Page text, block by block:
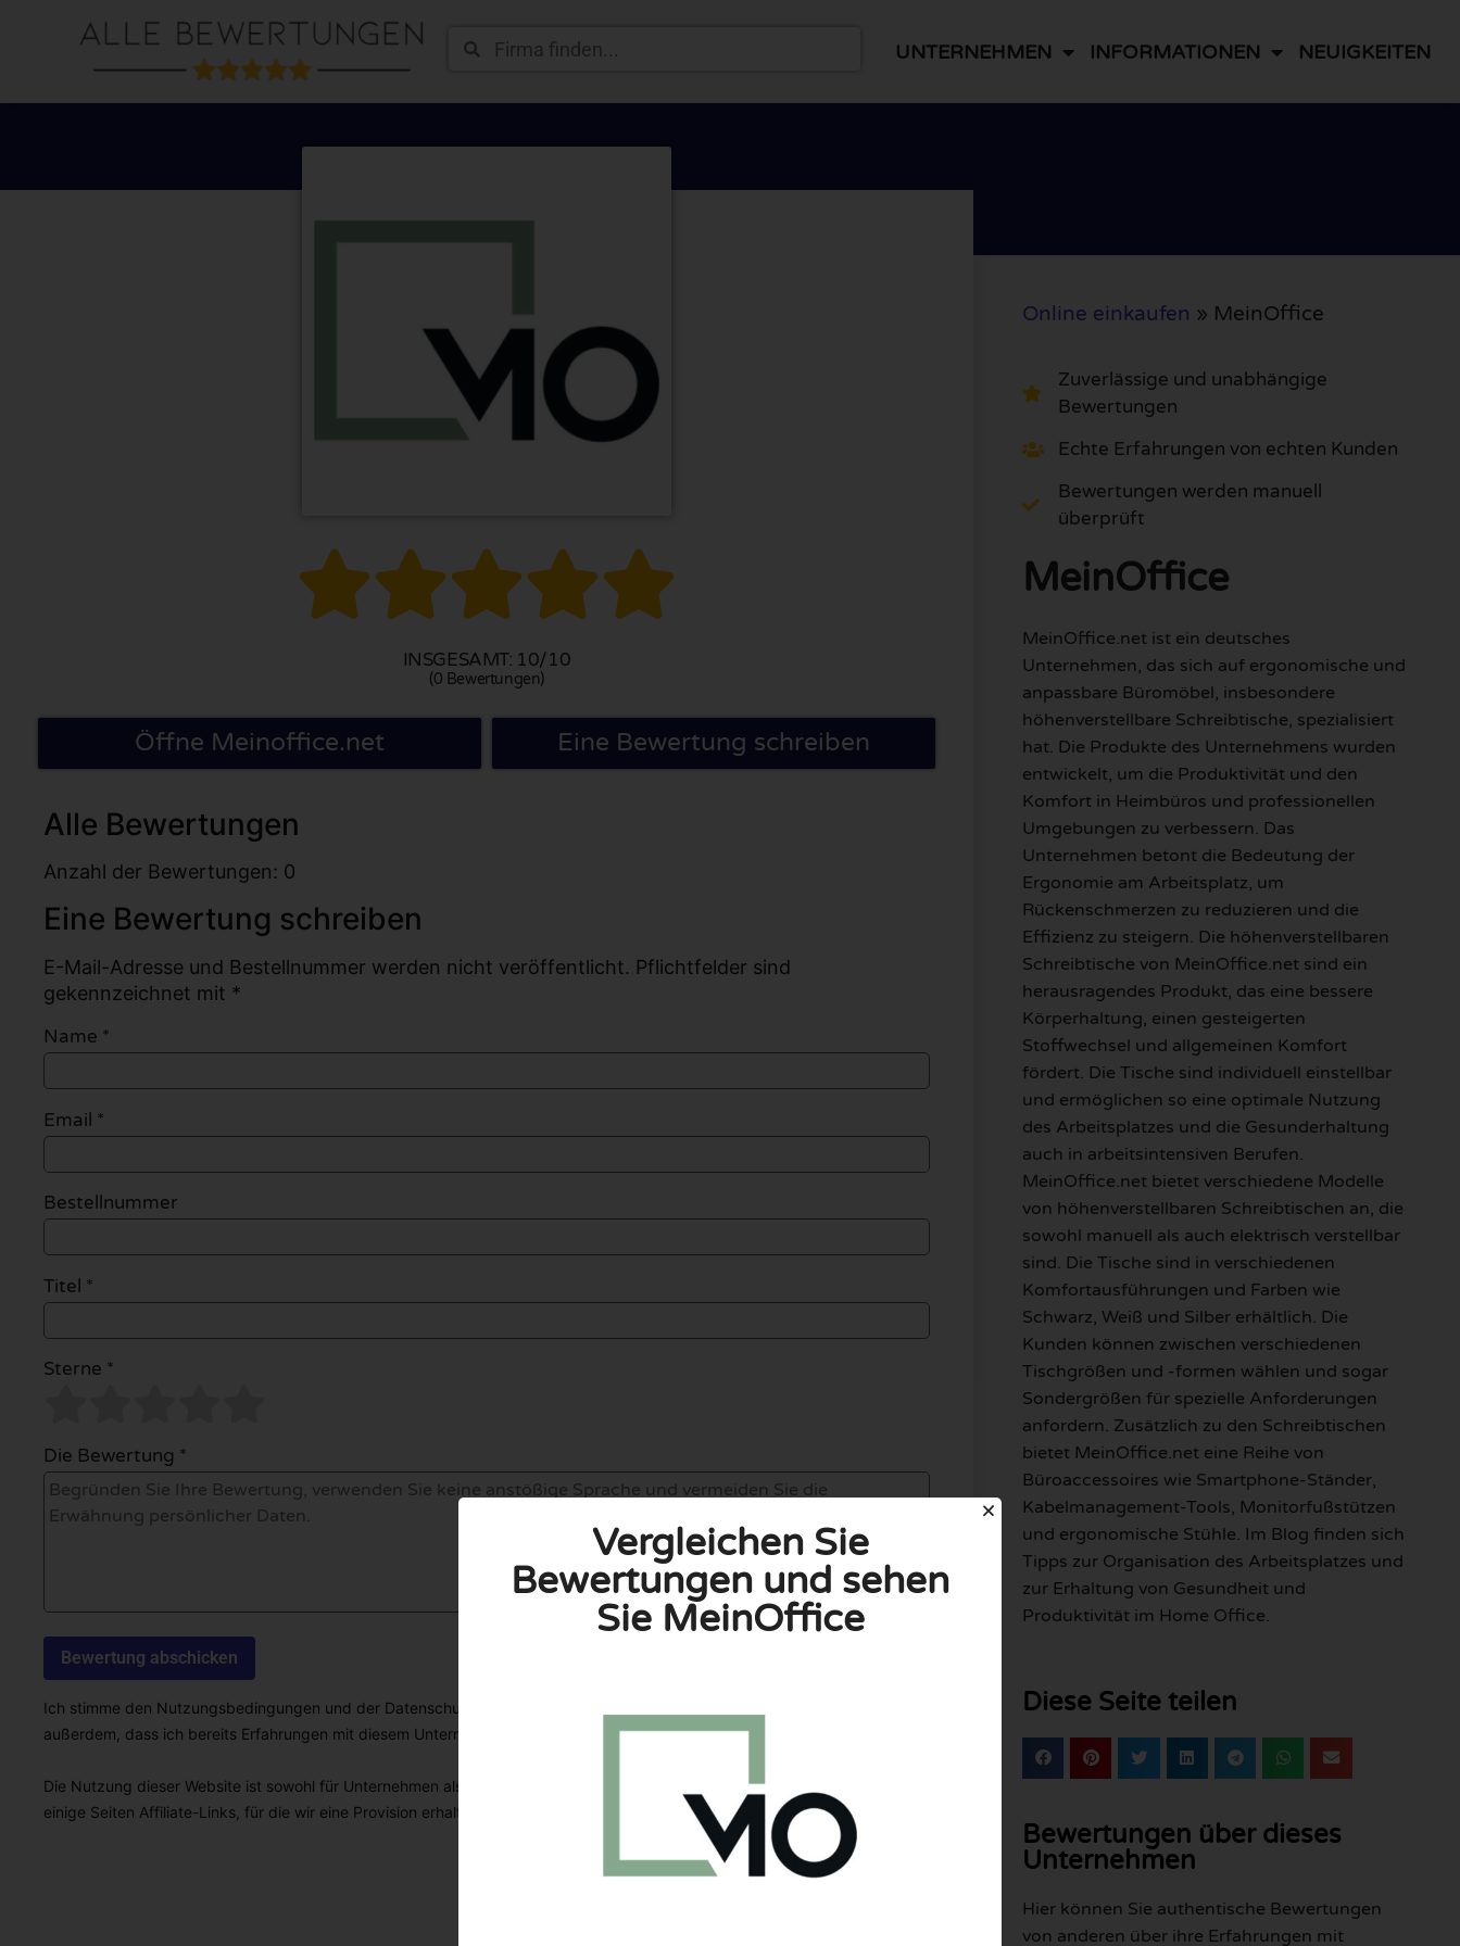
UNTERNEHMEN INFORMATIONEN NEUIGKEITEN

INSGESAMT: 10/10
(0 Bewertungen)
Öffne Meinoffice.net Eine Bewertung schreiben
Alle Bewertungen
Anzahl der Bewertungen: 0
Eine Bewertung schreiben
E-Mail-Adresse und Bestellnummer werden nicht veröffentlicht. Pflichtfelder sind
gekennzeichnet mit *
Name *
Email *
Bestellnummer
Titel *
Sterne *
Die Bewertung *
Ich stimme den Nutzungsbedingungen und der Datenschutzrichtlinie zu, indem ich diese Bewertung abgebe. Ich erkläre
außerdem, dass ich bereits Erfahrungen mit diesem Unternehmen gemacht habe.
Die Nutzung dieser Website ist sowohl für Unternehmen als auch für Nutzer völlig kostenlos. Aus diesem Grund enthalten
einige Seiten Affiliate-Links, für die wir eine Provision erhalten können.
Online einkaufen » MeinOffice
Zuverlässige und unabhängige
Bewertungen
Echte Erfahrungen von echten Kunden
Bewertungen werden manuell
überprüft
MeinOffice
MeinOffice.net ist ein deutsches
Unternehmen, das sich auf ergonomische und
anpassbare Büromöbel, insbesondere
höhenverstellbare Schreibtische, spezialisiert
hat. Die Produkte des Unternehmens wurden
entwickelt, um die Produktivität und den
Komfort in Heimbüros und professionellen
Umgebungen zu verbessern. Das
Unternehmen betont die Bedeutung der
Ergonomie am Arbeitsplatz, um
Rückenschmerzen zu reduzieren und die
Effizienz zu steigern. Die höhenverstellbaren
Schreibtische von MeinOffice.net sind ein
herausragendes Produkt, das eine bessere
Körperhaltung, einen gesteigerten
Stoffwechsel und allgemeinen Komfort
fördert. Die Tische sind individuell einstellbar
und ermöglichen so eine optimale Nutzung
des Arbeitsplatzes und die Gesunderhaltung
auch in arbeitsintensiven Berufen.
MeinOffice.net bietet verschiedene Modelle
von höhenverstellbaren Schreibtischen an, die
sowohl manuell als auch elektrisch verstellbar
sind. Die Tische sind in verschiedenen
Komfortausführungen und Farben wie
Schwarz, Weiß und Silber erhältlich. Die
Kunden können zwischen verschiedenen
Tischgrößen und -formen wählen und sogar
Sondergrößen für spezielle Anforderungen
anfordern. Zusätzlich zu den Schreibtischen
bietet MeinOffice.net eine Reihe von
Büroaccessoires wie Smartphone-Ständer,
Kabelmanagement-Tools, Monitorfußstützen
und ergonomische Stühle. Im Blog finden sich
Tipps zur Organisation des Arbeitsplatzes und
zur Erhaltung von Gesundheit und
Produktivität im Home Office.
Diese Seite teilen
Bewertungen über dieses
Unternehmen
Hier können Sie authentische Bewertungen
von anderen über ihre Erfahrungen mit
Vergleichen Sie
Bewertungen und sehen
Sie MeinOffice